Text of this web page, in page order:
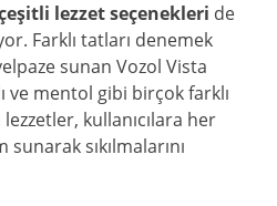
lezzet seçenekleri de
Farklı tatları denemek
sunan Vozol Vista
ve mentol gibi birçok farklı
lezzetler, kullanıcılara her
sıkılmalarını